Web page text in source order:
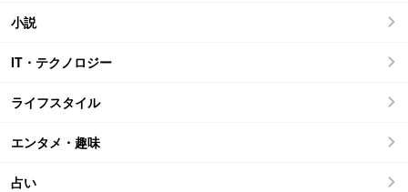
小説
IT・テクノロジー
ライフスタイル
エンタメ・趣味
占い